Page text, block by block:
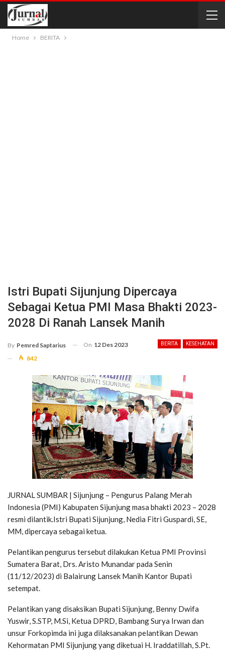
Home BERITA
Istri Bupati Sijunjung Dipercaya
Sebagai Ketua PMI Masa Bhakti 2023-
2028 Di Ranah Lansek Manih
BERITA KESEHATAN
By Pemred Saptarius On 12 Des 2023
842
JURNAL SUMBAR | Sijunjung – Pengurus Palang Merah
Indonesia (PMI) Kabupaten Sijunjung masa bhakti 2023 – 2028
resmi dilantik.Istri Bupati Sijunjung, Nedia Fitri Guspardi, SE,
MM, dipercaya sebagai ketua.
Pelantikan pengurus tersebut dilakukan Ketua PMI Provinsi
Sumatera Barat, Drs. Aristo Munandar pada Senin
(11/12/2023) di Balairung Lansek Manih Kantor Bupati
setempat.
Pelantikan yang disaksikan Bupati Sijunjung, Benny Dwifa
Yuswir, S.STP, M.Si, Ketua DPRD, Bambang Surya Irwan dan
unsur Forkopimda ini juga dilaksanakan pelantikan Dewan
Kehormatan PMI Sijunjung yang diketuai H. Iraddatillah, S.Pt.